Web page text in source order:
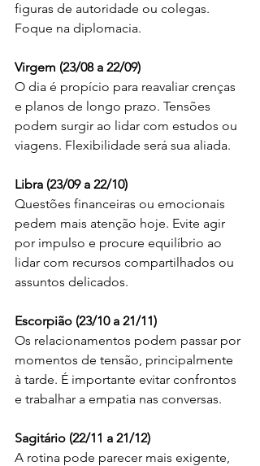
figuras de autoridade ou colegas.
Foque na diplomacia.
Virgem (23/08 a 22/09)
O dia é propício para reavaliar crenças
e planos de longo prazo. Tensões
podem surgir ao lidar com estudos ou
viagens. Flexibilidade será sua aliada.
Libra (23/09 a 22/10)
Questões financeiras ou emocionais
pedem mais atenção hoje. Evite agir
por impulso e procure equilíbrio ao
lidar com recursos compartilhados ou
assuntos delicados.
Escorpião (23/10 a 21/11)
Os relacionamentos podem passar por
momentos de tensão, principalmente
à tarde. É importante evitar confrontos
e trabalhar a empatia nas conversas.
Sagitário (22/11 a 21/12)
A rotina pode parecer mais exigente,